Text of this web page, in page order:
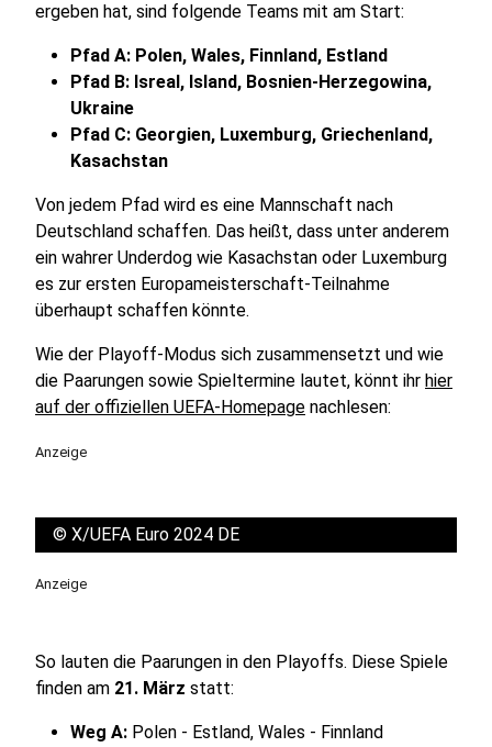
ergeben hat, sind folgende Teams mit am Start:
Pfad A: Polen, Wales, Finnland, Estland
Pfad B: Isreal, Island, Bosnien-Herzegowina,
Ukraine
Pfad C: Georgien, Luxemburg, Griechenland,
Kasachstan
Von jedem Pfad wird es eine Mannschaft nach
Deutschland schaffen. Das heißt, dass unter anderem
ein wahrer Underdog wie Kasachstan oder Luxemburg
es zur ersten Europameisterschaft-Teilnahme
überhaupt schaffen könnte.
Wie der Playoff-Modus sich zusammensetzt und wie
die Paarungen sowie Spieltermine lautet, könnt ihr hier
auf der offiziellen UEFA-Homepage nachlesen:
Anzeige
© X/UEFA Euro 2024 DE
Anzeige
So lauten die Paarungen in den Playoffs. Diese Spiele
finden am 21. März statt:
Weg A: Polen - Estland, Wales - Finnland